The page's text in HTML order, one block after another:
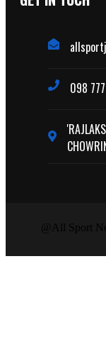
098
@All Sport